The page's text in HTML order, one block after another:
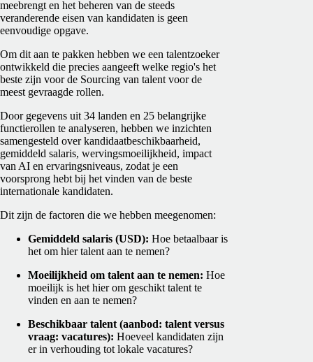
meebrengt en het beheren van de steeds
veranderende eisen van kandidaten is geen
eenvoudige opgave.
Om dit aan te pakken hebben we een talentzoeker
ontwikkeld die precies aangeeft welke regio's het
beste zijn voor de Sourcing van talent voor de
meest gevraagde rollen.
Door gegevens uit 34 landen en 25 belangrijke
functierollen te analyseren, hebben we inzichten
samengesteld over kandidaatbeschikbaarheid,
gemiddeld salaris, wervingsmoeilijkheid, impact
van AI en ervaringsniveaus, zodat je een
voorsprong hebt bij het vinden van de beste
internationale kandidaten.
Dit zijn de factoren die we hebben meegenomen:
Gemiddeld salaris (USD): Hoe betaalbaar is
het om hier talent aan te nemen?
Moeilijkheid om talent aan te nemen: Hoe
moeilijk is het hier om geschikt talent te
vinden en aan te nemen?
Beschikbaar talent (aanbod: talent versus
vraag: vacatures): Hoeveel kandidaten zijn
er in verhouding tot lokale vacatures?